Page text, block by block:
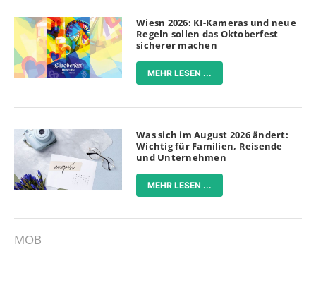
Wiesn 2026: KI-Kameras und neue
Regeln sollen das Oktoberfest
sicherer machen
MEHR LESEN ...
Was sich im August 2026 ändert:
Wichtig für Familien, Reisende
und Unternehmen
MEHR LESEN ...
MOB